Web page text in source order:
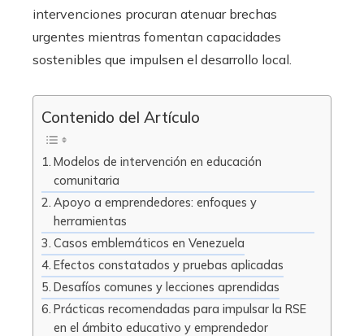
intervenciones procuran atenuar brechas
urgentes mientras fomentan capacidades
sostenibles que impulsen el desarrollo local.
Contenido del Artículo
Modelos de intervención en educación
comunitaria
Apoyo a emprendedores: enfoques y
herramientas
Casos emblemáticos en Venezuela
Efectos constatados y pruebas aplicadas
Desafíos comunes y lecciones aprendidas
Prácticas recomendadas para impulsar la RSE
en el ámbito educativo y emprendedor